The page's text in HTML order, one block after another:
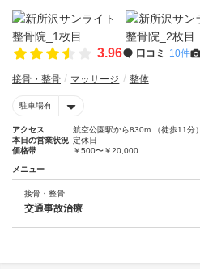
3.96 口コミ 10件
接骨・整骨 マッサージ 整体
駐車場有
アクセス
航空公園駅から830m （徒歩11分）
本日の営業状況 定休日
価格帯
￥500〜￥20,000
メニュー
接骨・整骨
交通事故治療